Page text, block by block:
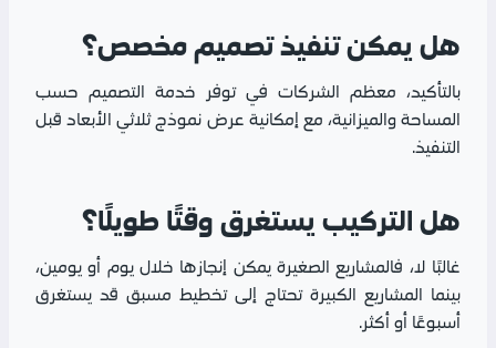
هل يمكن تنفيذ تصميم مخصص؟
بالتأكيد، معظم الشركات في توفر خدمة التصميم حسب
المساحة والميزانية، مع إمكانية عرض نموذج ثلاثي الأبعاد قبل
التنفيذ.
هل التركيب يستغرق وقتًا طويلًا؟
غالبًا لا، فالمشاريع الصغيرة يمكن إنجازها خلال يوم أو يومين،
بينما المشاريع الكبيرة تحتاج إلى تخطيط مسبق قد يستغرق
أسبوعًا أو أكثر.